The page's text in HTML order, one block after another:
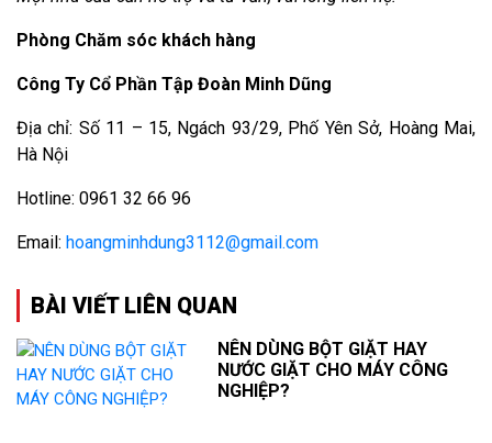
Phòng Chăm sóc khách hàng
Công Ty Cổ Phần Tập Đoàn Minh Dũng
Địa chỉ: Số 11 – 15, Ngách 93/29, Phố Yên Sở, Hoàng Mai,
Hà Nội
Hotline: 0961 32 66 96
Email: hoangminhdung3112@gmail.com
BÀI VIẾT LIÊN QUAN
NÊN DÙNG BỘT GIẶT HAY
NƯỚC GIẶT CHO MÁY CÔNG
NGHIỆP?